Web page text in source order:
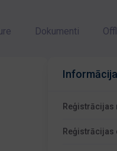
Dokumenti
Informācija
Reģistrācijas
Reģistrācijas